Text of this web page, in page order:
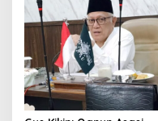
g
a
t
i
o